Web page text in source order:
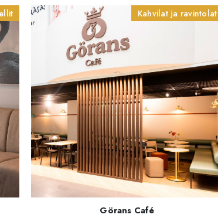
Kahvilat ja ravintolat
Görans Café